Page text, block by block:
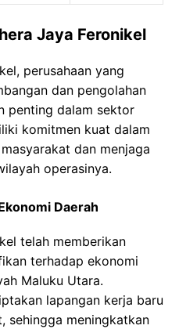
Jaya Feronikel
perusahaan yang
dan pengolahan
penting dalam sektor
komitmen kuat dalam
dan menjaga
operasinya.
Daerah
telah memberikan
terhadap ekonomi
Maluku Utara.
lapangan kerja baru
sehingga meningkatkan